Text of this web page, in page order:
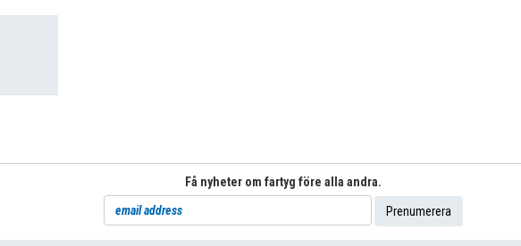
Få nyheter om fartyg före alla andra.